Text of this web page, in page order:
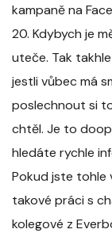
kampaně na
20. Kdybych je
uteče. Tak
jestli vůbec má
poslechnout si
chtěl. Je to
hledáte rychle
Pokud jste tohle
takové práci s
kolegové z